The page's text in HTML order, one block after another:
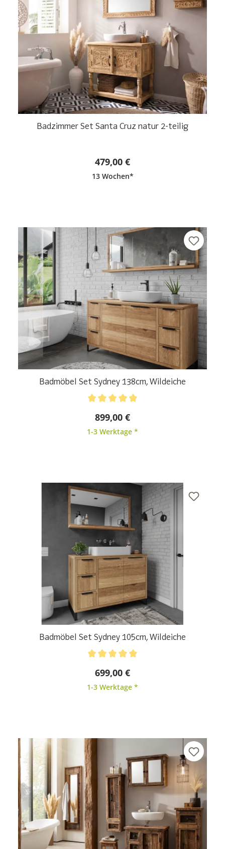
Badzimmer Set Santa Cruz natur 2-teilig
479,00 €
13 Wochen*
Badmöbel Set Sydney 138cm, Wildeiche
899,00 €
1-3 Werktage *
Badmöbel Set Sydney 105cm, Wildeiche
699,00 €
1-3 Werktage *